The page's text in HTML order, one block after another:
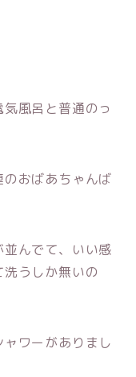
風呂と普通のっ
おばあちゃんば
んでて、いい感
うしか無いの
ワーがありまし